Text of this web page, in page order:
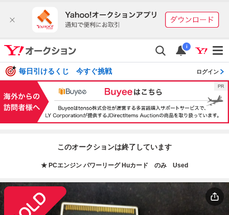
i
毎日引けるくじ 今すぐ挑戦 ログイン
このオークションは終了しています
★ PCエンジン パワーリーグ Huカード のみ Used